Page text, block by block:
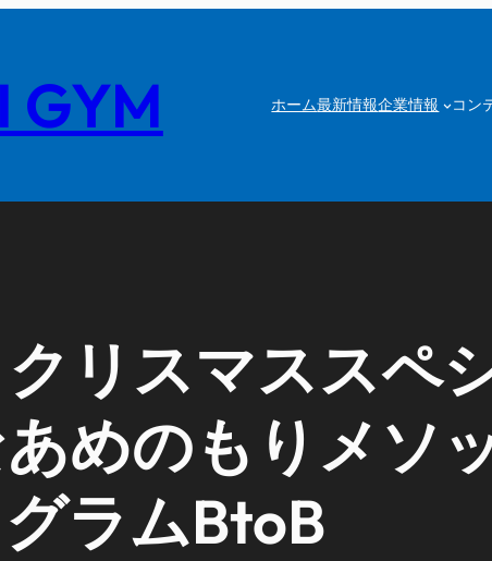
GYM ホーム最新情報企業情報 コン
クリスマススペ
めのもりメソ
ラムBtoB